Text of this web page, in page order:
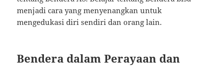
menjadi cara yang menyenangkan untuk
mengedukasi diri sendiri dan orang lain.
Bendera dalam Perayaan dan